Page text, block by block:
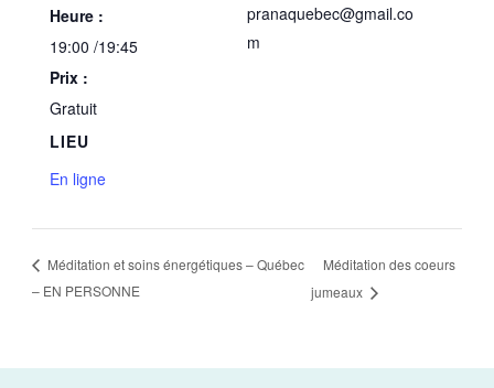
Heure :
19:00 /19:45
Prix :
Gratuit
LIEU
En ligne
pranaquebec@gmail.co
m
Méditation et soins énergétiques – Québec
– EN PERSONNE
Méditation des coeurs
jumeaux